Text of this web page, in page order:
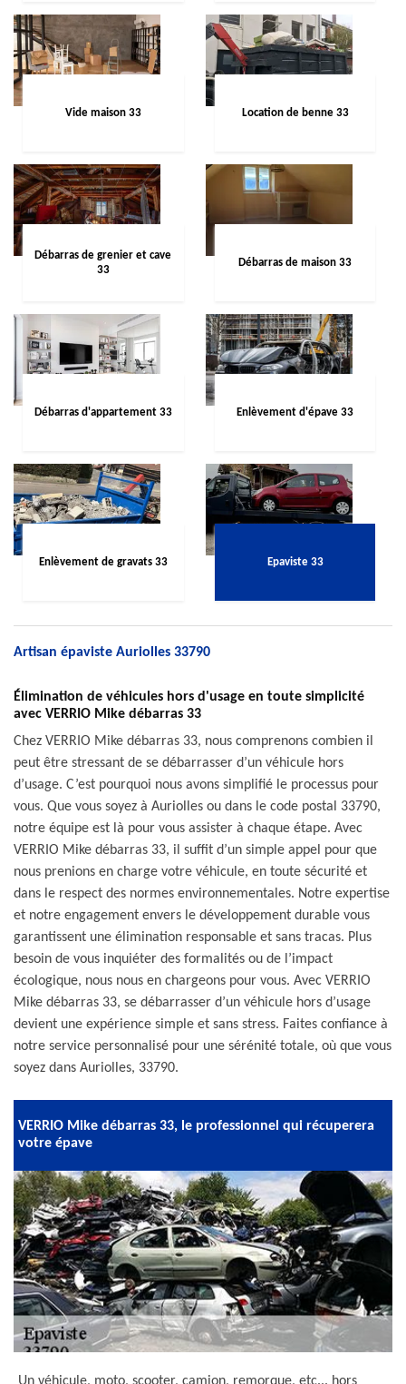
Vide maison 33 Location de benne 33
Débarras de grenier et cave
33
Débarras de maison 33
Débarras d'appartement 33 Enlèvement d'épave 33
Enlèvement de gravats 33 Epaviste 33
Artisan épaviste Auriolles 33790
Élimination de véhicules hors d'usage en toute simplicité
avec VERRIO Mike débarras 33
Chez VERRIO Mike débarras 33, nous comprenons combien il
peut être stressant de se débarrasser d’un véhicule hors
d’usage. C’est pourquoi nous avons simplifié le processus pour
vous. Que vous soyez à Auriolles ou dans le code postal 33790,
notre équipe est là pour vous assister à chaque étape. Avec
VERRIO Mike débarras 33, il suffit d’un simple appel pour que
nous prenions en charge votre véhicule, en toute sécurité et
dans le respect des normes environnementales. Notre expertise
et notre engagement envers le développement durable vous
garantissent une élimination responsable et sans tracas. Plus
besoin de vous inquiéter des formalités ou de l’impact
écologique, nous nous en chargeons pour vous. Avec VERRIO
Mike débarras 33, se débarrasser d’un véhicule hors d’usage
devient une expérience simple et sans stress. Faites confiance à
notre service personnalisé pour une sérénité totale, où que vous
soyez dans Auriolles, 33790.
VERRIO Mike débarras 33, le professionnel qui récuperera
votre épave